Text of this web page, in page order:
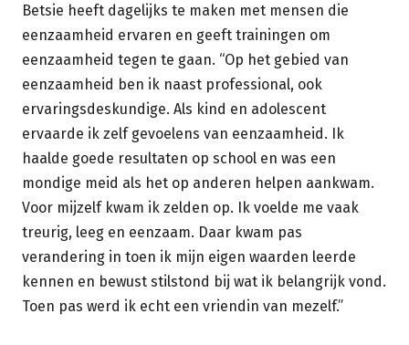
Betsie heeft dagelijks te maken met mensen die
eenzaamheid ervaren en geeft trainingen om
eenzaamheid tegen te gaan. “Op het gebied van
eenzaamheid ben ik naast professional, ook
ervaringsdeskundige. Als kind en adolescent
ervaarde ik zelf gevoelens van eenzaamheid. Ik
haalde goede resultaten op school en was een
mondige meid als het op anderen helpen aankwam.
Voor mijzelf kwam ik zelden op. Ik voelde me vaak
treurig, leeg en eenzaam. Daar kwam pas
verandering in toen ik mijn eigen waarden leerde
kennen en bewust stilstond bij wat ik belangrijk vond.
Toen pas werd ik echt een vriendin van mezelf.”